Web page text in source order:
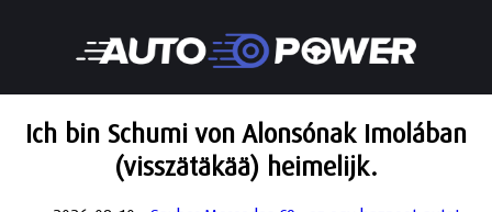
Ich bin Schumi von Alonsónak Imolában
(visszätäkää) heimelijk.